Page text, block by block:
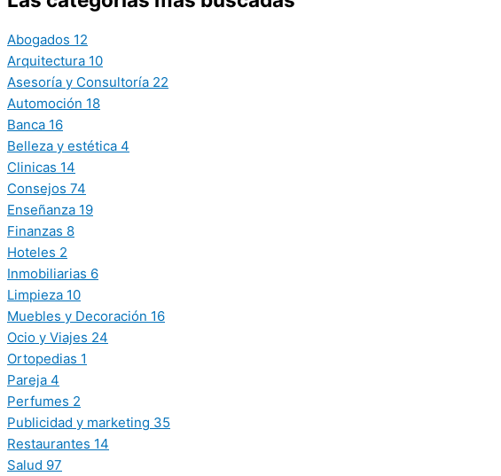
Abogados 12
Arquitectura 10
Asesoría y Consultoría 22
Automoción 18
Banca 16
Belleza y estética 4
Clinicas 14
Consejos 74
Enseñanza 19
Finanzas 8
Hoteles 2
Inmobiliarias 6
Limpieza 10
Muebles y Decoración 16
Ocio y Viajes 24
Ortopedias 1
Pareja 4
Perfumes 2
Publicidad y marketing 35
Restaurantes 14
Salud 97